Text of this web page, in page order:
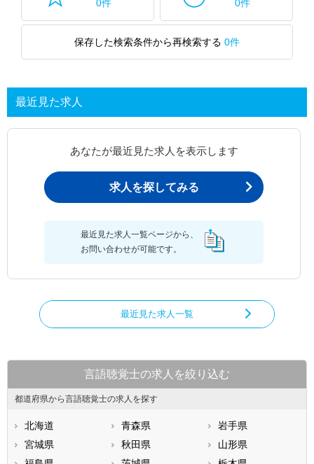
0件 0件
保存した検索条件から再検索する 0件
最近見た求人
あなたが最近見た求人を表示します
求人を探してみる
最近見た求人一覧ページから、
お問い合わせが可能です。
最近見た求人一覧
言語聴覚士の求人を絞り込む
都道府県から言語聴覚士の求人を探す
北海道 青森県
岩手県
宮城県
秋田県
山形県